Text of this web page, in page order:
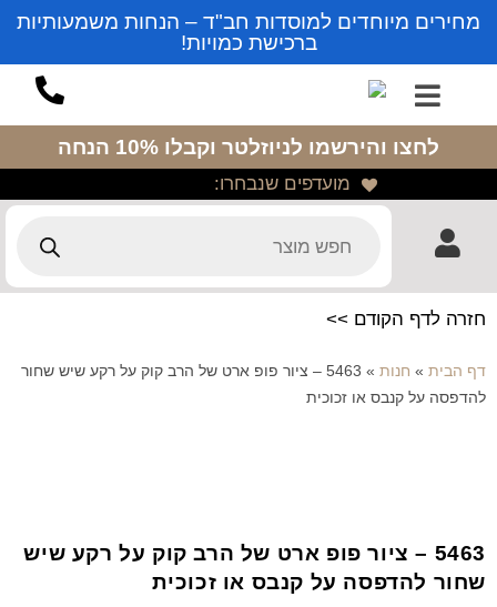
מחירים מיוחדים למוסדות חב"ד – הנחות משמעותיות
ברכישת כמויות!
לחצו והירשמו לניוזלטר וקבלו 10% הנחה
מועדפים שנבחרו:
חזרה לדף הקודם >>
דף הבית » חנות »
5463 – ציור פופ ארט של הרב קוק על רקע שיש שחור
להדפסה על קנבס או זכוכית
5463 – ציור פופ ארט של הרב קוק על רקע שיש
שחור להדפסה על קנבס או זכוכית